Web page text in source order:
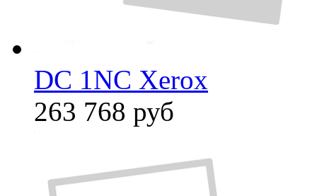
DC 1NC Xerox
263 768 руб